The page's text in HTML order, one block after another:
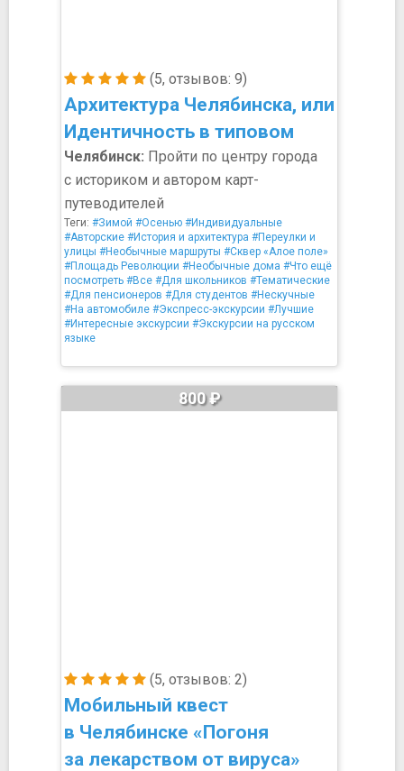
(5, отзывов: 9)
Архитектура Челябинска, или
Идентичность в типовом
Челябинск: Пройти по центру города
с историком и автором карт-
путеводителей
Теги: #Зимой #Осенью #Индивидуальные
#Авторские #История и архитектура #Переулки и
улицы #Необычные маршруты #Сквер «Алое поле»
#Площадь Революции #Необычные дома #Что ещё
посмотреть #Все #Для школьников #Тематические
#Для пенсионеров #Для студентов #Нескучные
#На автомобиле #Экспресс-экскурсии #Лучшие
#Интересные экскурсии #Экскурсии на русском
языке
(5, отзывов: 2)
Мобильный квест
в Челябинске «Погоня
за лекарством от вируса»
800 ₽